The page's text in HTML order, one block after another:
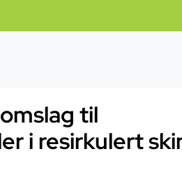
til
i resirkulert